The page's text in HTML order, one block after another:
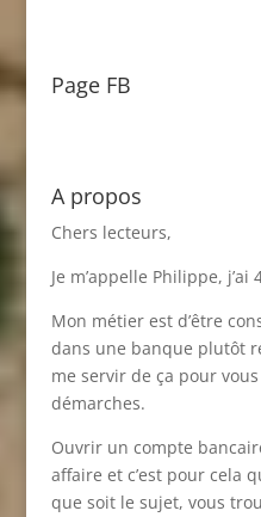
Page FB
A propos
Chers lecteurs,
Je m’appelle Philippe,
Mon métier est d’être
dans une banque plutôt
me servir de ça pour
démarches.
Ouvrir un compte
affaire et c’est pour cela
que soit le sujet, vous